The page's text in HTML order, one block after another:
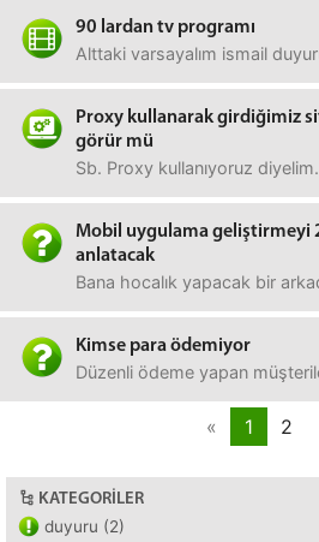
90 lardan tv programı
Alttaki varsayalım ismail
Proxy kullanarak girdiğimiz
görür mü
Sb. Proxy kullanıyoruz
Mobil uygulama geliştirmeyi
anlatacak
Bana hocalık yapacak bir
Kimse para ödemiyor
Düzenli ödeme yapan
« 1 2
KATEGORILER
duyuru (2)